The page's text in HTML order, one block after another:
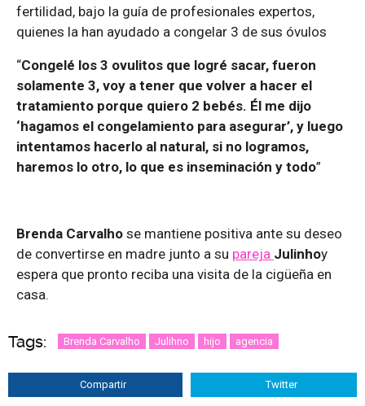
fertilidad, bajo la guía de profesionales expertos,
quienes la han ayudado a congelar 3 de sus óvulos
“Congelé los 3 ovulitos que logré sacar, fueron
solamente 3, voy a tener que volver a hacer el
tratamiento porque quiero 2 bebés. Él me dijo
‘hagamos el congelamiento para asegurar’, y luego
intentamos hacerlo al natural, si no logramos,
haremos lo otro, lo que es inseminación y todo”
Brenda Carvalho se mantiene positiva ante su deseo
de convertirse en madre junto a su pareja Julinhoy
espera que pronto reciba una visita de la cigüeña en
casa.
Tags: Brenda Carvalho Julihno hijo agencia
Compartir Twitter